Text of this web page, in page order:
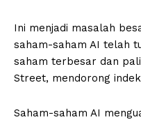
Ini menjadi masalah
saham-saham AI telah
saham terbesar dan
Street, mendorong
Saham-saham AI